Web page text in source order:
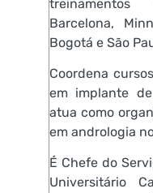
Barcelona,
Bogotá e São
Coordena
em implante
atua como
em andrologia
É Chefe do
Universitário